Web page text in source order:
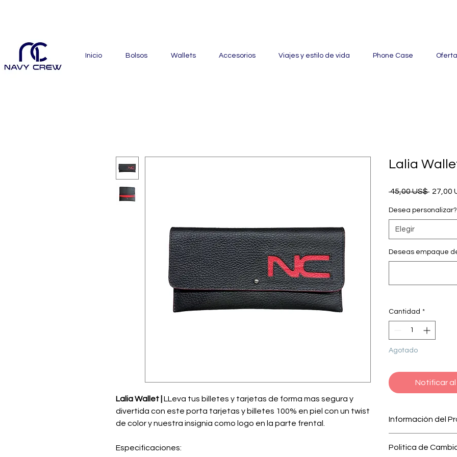
Inicio Bolsos Wallets Accesorios Viajes y estilo de vida Phone Case
Lalia Wallet | LLeva tus billetes y tarjetas de forma mas segura y
divertida con este porta tarjetas y billetes 100% en piel con un twist
de color y nuestra insignia como logo en la parte frental.
Especificaciones:
Lalia
45,00 US$ Precio
27,00
Desea personalizar?
Elegir
Deseas empaque
Cantidad *
Agotado
Notificar
Información del
mas segura y
Politica de